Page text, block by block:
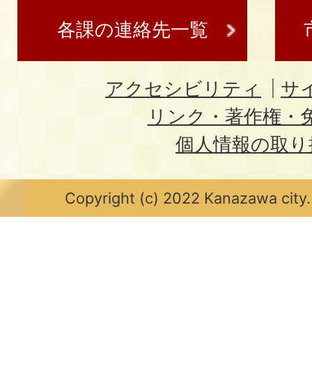
各課の連絡先一覧
アクセシビリティ
サ
リンク・著作権・
個人情報の取
Copyright (c) 2022 Kanazawa